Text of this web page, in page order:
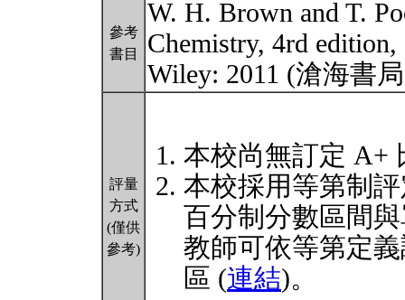
參考
書目
W. H. Brown and T.
Chemistry, 4rd edition,
Wiley: 2011 (滄海書
評量
方式
(僅供
參考)
本校尚無訂定 A+
本校採用等第制
百分制分數區間
教師可依等第定
區 (連結)。